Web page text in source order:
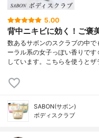
5.00
背中ニキビに効く！ご褒
数あるサボンのスクラブの中
ーラル系の女子っぽい香りで
しています。こちらを使うと
SABON(サボン)
ボディスクラブ